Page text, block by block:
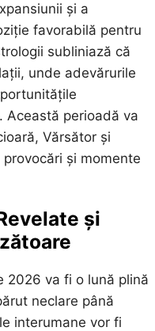
și a
favorabilă pentru
subliniază că
unde adevărurile
Această perioadă va
Vărsător și
și momente
și
2026 va fi o lună plină
neclare până
interumane vor fi